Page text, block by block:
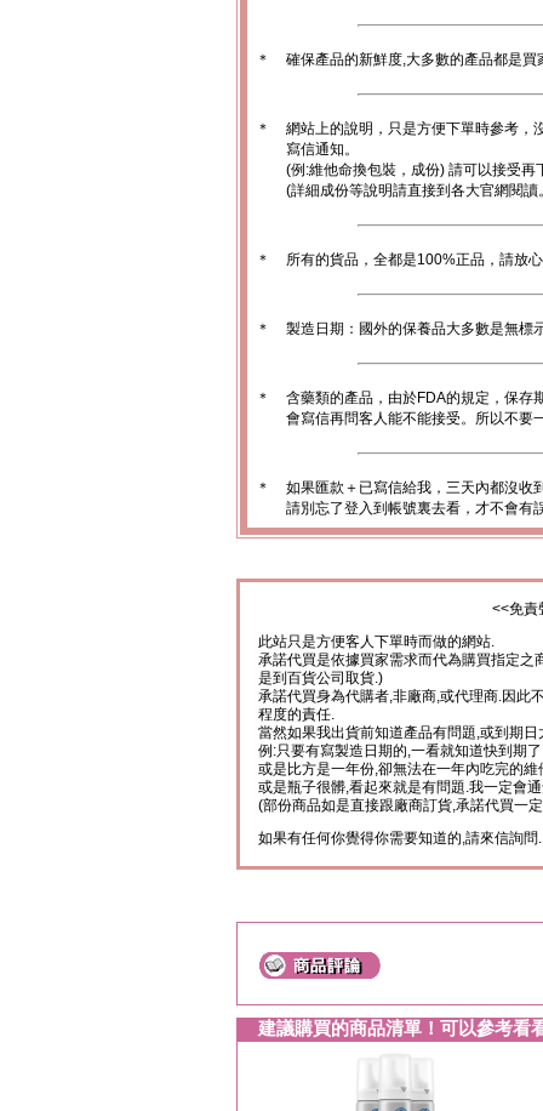
＊ 確保產品的新鮮度,大多數的產品都是
＊
網站上的說明，只是方便下單時參考，
寫信通知。
(例:維他命換包裝，成份) 請可以接受再
(詳細成份等說明請直接到各大官網閱讀
＊ 所有的貨品，全都是100%正品，請放
＊ 製造日期：國外的保養品大多數是無標
＊
含藥類的產品，由於FDA的規定，保存
會寫信再問客人能不能接受。所以不要
＊
如果匯款＋已寫信給我，三天內都沒收
請別忘了登入到帳號裏去看，才不會有
<<免責
此站只是方便客人下單時而做的網站.
承諾代買是依據買家需求而代為購買指定之
是到百貨公司取貨.)
承諾代買身為代購者,非廠商,或代理商.因此
程度的責任.
當然如果我出貨前知道產品有問題,或到期
例:只要有寫製造日期的,一看就知道快到期
或是比方是一年份,卻無法在一年內吃完的維
或是瓶子很髒,看起來就是有問題.我一定會
(部份商品如是直接跟廠商訂貨,承諾代買一
如果有任何你覺得你需要知道的,請來信詢問.
建議購買的商品清單！可以參考看